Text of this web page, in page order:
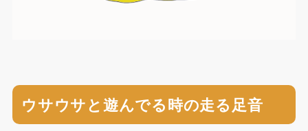
ウサウサと遊んでる時の走る足音